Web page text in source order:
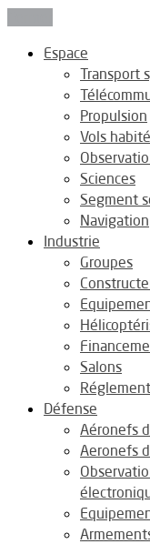
Espace
Transport
Propulsion
Vols
Sciences
Segment
Navigation
Industrie
Groupes
Salons
Défense
Aéronefs
Aeronefs